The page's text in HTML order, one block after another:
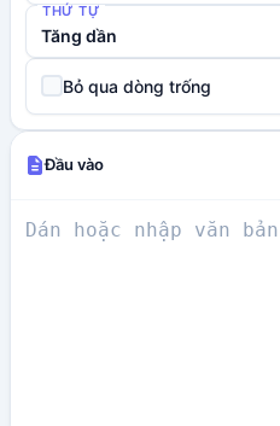
Tăng dần
THỨ TỰ
Bỏ qua dòng trống
Đầu vào